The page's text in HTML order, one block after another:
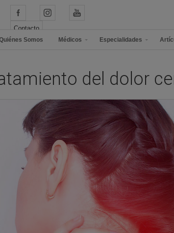
Contacto
Somos Médicos Especialidades
del dolor